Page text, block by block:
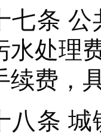
七条
水处理
续费，
八条